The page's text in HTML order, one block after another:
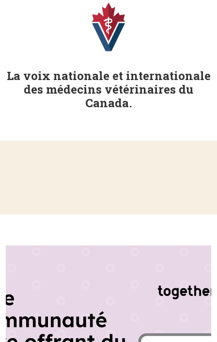
La voix nationale et internationale
des médecins vétérinaires du
Canada.